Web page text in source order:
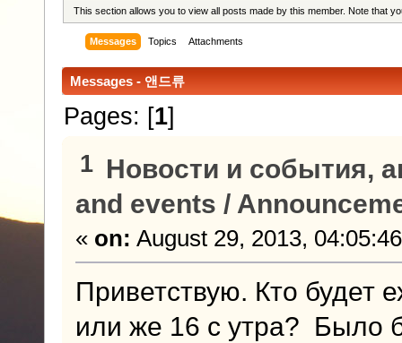
This section allows you to view all posts made by this member. Note that
Messages Topics Attachments
Messages - 앤드류
Pages: [1]
1 Новости и события,
and events /
« on: August 29, 2013,
Приветствую. Кто будет
или же 16 с утра? Было